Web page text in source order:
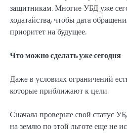
защитникам. Многие УБД уже
ходатайства, чтобы дата
приоритет на будущее.
Что можно сделать уже сегодня
Даже в условиях ограничений
которые приближают к цели.
Сначала проверьте свой статус
на землю по этой льготе еще не